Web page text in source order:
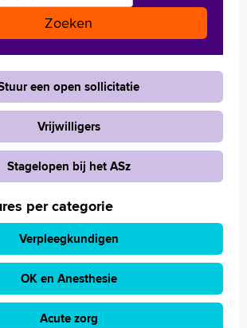
een open sollicitatie
Vrijwilligers
Stagelopen bij het ASz
per categorie
Verpleegkundigen
OK en Anesthesie
Acute zorg